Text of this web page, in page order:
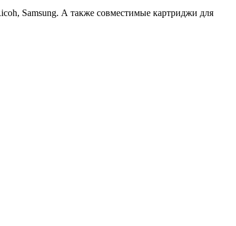
Samsung. А также совместимые картриджи для